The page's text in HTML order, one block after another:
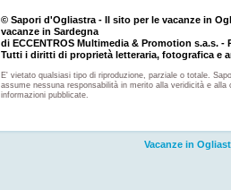
© Sapori d'Ogliastra - Il sito per le vacanze in
vacanze in Sardegna
di ECCENTROS Multimedia & Promotion s.a.s. -
Tutti i diritti di proprietà letteraria, fotografica e
E' vietato qualsiasi tipo di riproduzione, parziale o totale.
assume nessuna responsabilità in merito alla veridicità e alla
informazioni pubblicate.
Vacanze in